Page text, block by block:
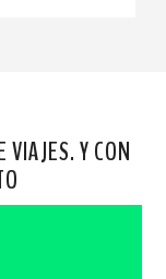
VIAJES. Y CON